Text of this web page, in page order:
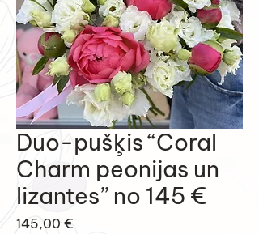
Duo-pušķis “Coral
Charm peonijas un
lizantes” no 145 €
145,00 €